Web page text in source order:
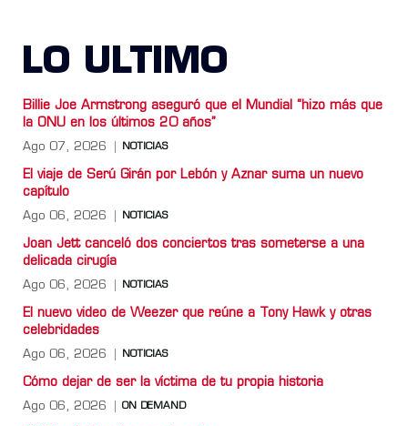
LO ULTIMO
Billie Joe Armstrong aseguró que el Mundial “hizo más que
la ONU en los últimos 20 años”
Ago 07, 2026 NOTICIAS
El viaje de Serú Girán por Lebón y Aznar suma un nuevo
capítulo
Ago 06, 2026 NOTICIAS
Joan Jett canceló dos conciertos tras someterse a una
delicada cirugía
Ago 06, 2026 NOTICIAS
El nuevo video de Weezer que reúne a Tony Hawk y otras
celebridades
Ago 06, 2026 NOTICIAS
Cómo dejar de ser la víctima de tu propia historia
Ago 06, 2026 ON DEMAND